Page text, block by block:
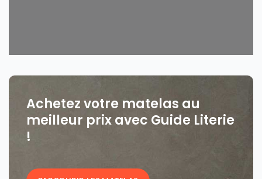
Achetez votre matelas au
meilleur prix avec Guide Literie
!